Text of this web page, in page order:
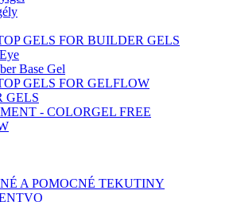
GELS FOR BUILDER GELS
Base Gel
GELS FOR GELFLOW
GELS
- COLORGEL FREE
A POMOCNÉ TEKUTINY